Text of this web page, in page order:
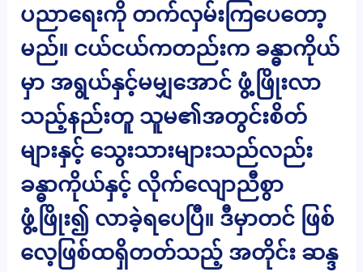
ပညာရေးကို တက်လှမ်းကြပေတော့
မည်။ ငယ်ငယ်ကတည်းက ခန္ဓာကိုယ်
မှာ အရွယ်နှင့်မမျှအောင် ဖွံ့ဖြိုးလာ
သည့်နည်းတူ သူမ၏အတွင်းစိတ်
များနှင့် သွေးသားများသည်လည်း
ခန္ဓာကိုယ်နှင့် လိုက်လျောညီစွာ
ဖွံ့ဖြိုး၍ လာခဲ့ရပေပြီ။ ဒီမှာတင် ဖြစ်
လေ့ဖြစ်ထရှိတတ်သည့် အတိုင်း ဆန္ဒ